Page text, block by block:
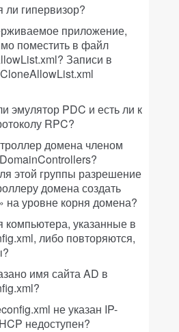
гипервизор?
приложение,
поместить в файл
Записи в
эмулятор PDC и есть ли к
RPC?
домена членом
этой группы разрешение
домена создать
на уровне корня домена?
компьютера, указанные в
либо повторяются,
имя сайта AD в
не указан IP-
недоступен?